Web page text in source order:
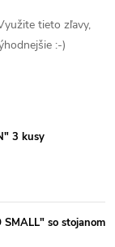
tieto zľavy,
:-)
3 kusy
SMALL" so stojanom